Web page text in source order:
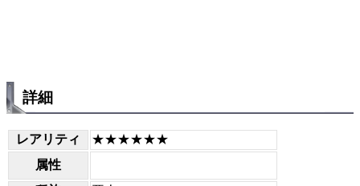
詳細
レアリティ
★★★★★★
属性